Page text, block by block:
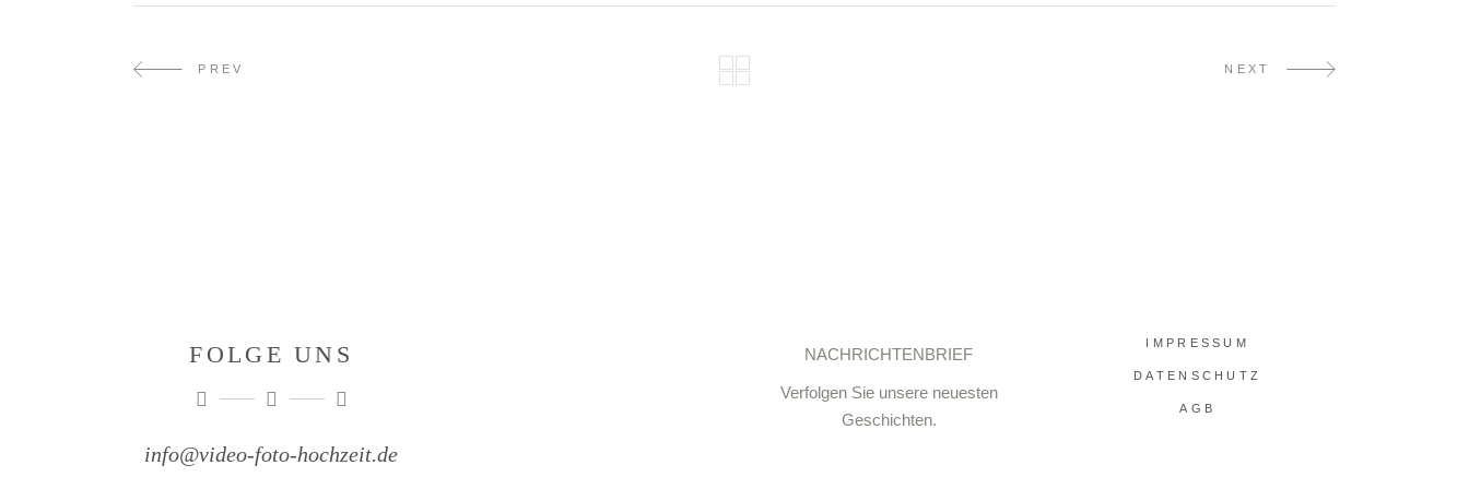
PREV NEXT
FOLGE UNS
info@video-foto-hochzeit.de
NACHRICHTENBRIEF
Verfolgen Sie unsere neuesten
Geschichten.
IMPRESSUM
DATENSCHUTZ
AGB